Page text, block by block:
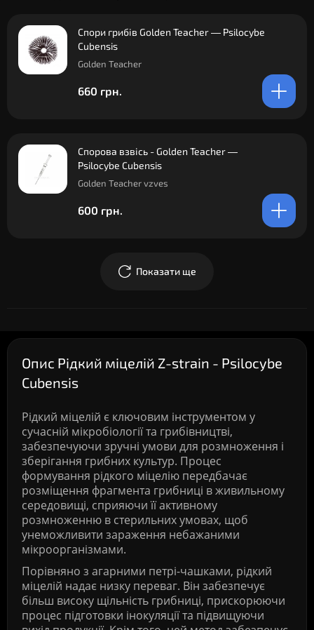
Спори грибів Golden Teacher — Psilocybe
Cubensis
Golden Teacher
660 грн.
Спорова взвісь - Golden Teacher —
Psilocybe Cubensis
Golden Teacher vzves
600 грн.
Показати ще
Опис Рідкий міцелій Z-strain - Psilocybe
Cubensis
Рідкий міцелій є ключовим інструментом у
сучасній мікробіології та грибівництві,
забезпечуючи зручні умови для розмноження і
зберігання грибних культур. Процес
формування рідкого міцелію передбачає
розміщення фрагмента грибниці в живильному
середовищі, сприяючи її активному
розмноженню в стерильних умовах, щоб
унеможливити зараження небажаними
мікроорганізмами.
Порівняно з агарними петрі-чашками, рідкий
міцелій надає низку переваг. Він забезпечує
більш високу щільність грибниці, прискорюючи
процес підготовки інокуляції та підвищуючи